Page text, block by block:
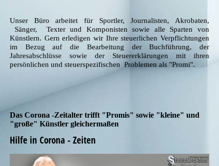
Unser Büro arbeitet für Sportler, Journalisten, Akrobaten,
Sänger, Texter und Komponisten sowie alle Sparten von
Künstlern. Gern erledigen wir Ihre steuerlichen Verpflichtungen
im Bezug auf die Bearbeitung der Buchführung, der
Jahresabschlüsse sowie der Steuererklärungen mit ihren
persönlichen und steuerspezifischen Problemen als "Promi".
Das Corona -Zeitalter trifft "Promis" sowie "kleine" und
"große" Künstler gleichermaßen
Hilfe in Corona - Zeiten